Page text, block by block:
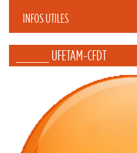
INFOS UTILES
_____ UFETAM-CFDT